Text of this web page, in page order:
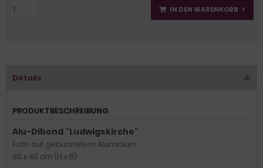
IN DEN WARENKORB
Details
PRODUKTBESCHREIBUNG
Alu-Dibond "Ludwigskirche"
Foto auf gebürstetem Aluminium
30 x 40 cm (H x B)